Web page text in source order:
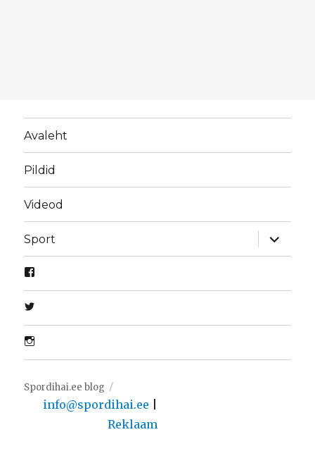
Avaleht
Pildid
Videod
Sport
laienda
Spordihai.ee blog
info@spordihai.ee
Reklaam